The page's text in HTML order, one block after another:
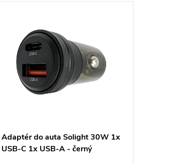
Adaptér do auta Solight 30W 1x
USB-C 1x USB-A - černý